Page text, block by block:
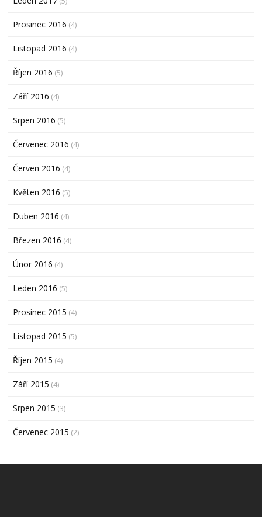
Prosinec 2016 (4)
Listopad 2016 (4)
Říjen 2016 (5)
Září 2016 (4)
Srpen 2016 (5)
Červenec 2016 (4)
Červen 2016 (4)
Květen 2016 (5)
Duben 2016 (4)
Březen 2016 (4)
Únor 2016 (4)
Leden 2016 (5)
Prosinec 2015 (4)
Listopad 2015 (5)
Říjen 2015 (4)
Září 2015 (4)
Srpen 2015 (3)
Červenec 2015 (2)